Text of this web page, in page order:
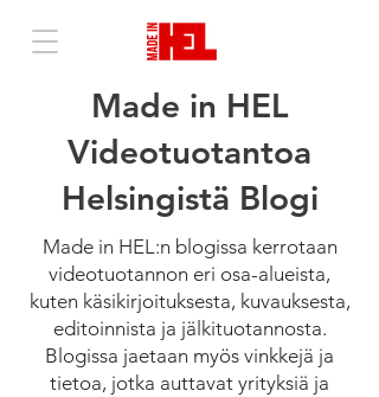
Made in HEL
Videotuotantoa
Helsingistä Blogi
Made in HEL:n blogissa kerrotaan
videotuotannon eri osa-alueista,
kuten käsikirjoituksesta, kuvauksesta,
editoinnista ja jälkituotannosta.
Blogissa jaetaan myös vinkkejä ja
tietoa, jotka auttavat yrityksiä ja